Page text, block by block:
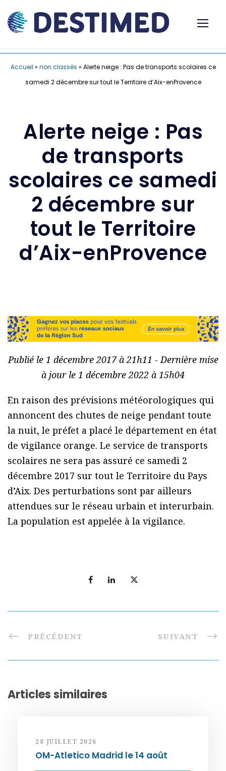
Accueil » non classés » Alerte neige : Pas de transports scolaires ce
samedi 2 décembre sur tout le Territoire d’Aix-enProvence
Alerte neige : Pas
de transports
scolaires ce samedi
2 décembre sur
tout le Territoire
d’Aix-enProvence
Publié le 1 décembre 2017 à 21h11 - Dernière mise
à jour le 1 décembre 2022 à 15h04
En raison des prévisions météorologiques qui
annoncent des chutes de neige pendant toute
la nuit, le préfet a placé le département en état
de vigilance orange. Le service de transports
scolaires ne sera pas assuré ce samedi 2
décembre 2017 sur tout le Territoire du Pays
d’Aix. Des perturbations sont par ailleurs
attendues sur le réseau urbain et interurbain.
La population est appelée à la vigilance.
PRÉCÉDENT SUIVANT
Articles similaires
28 JUILLET 2026
OM-Atletico Madrid le 14 août